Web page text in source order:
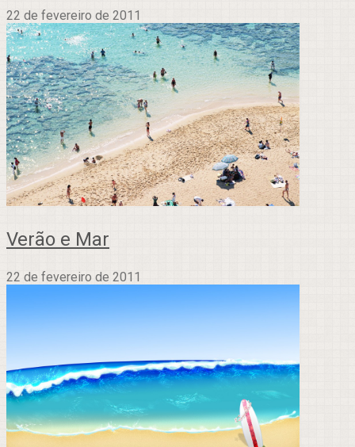
22 de fevereiro de 2011
Verão e Mar
22 de fevereiro de 2011